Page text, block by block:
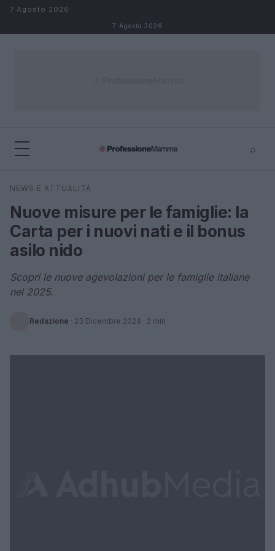
Salta al contenuto
7 Agosto 2026
7 Agosto 2026
⌕
Cerca
NEWS E ATTUALITÀ
Nuove misure per le famiglie: la
Carta per i nuovi nati e il bonus
asilo nido
Scopri le nuove agevolazioni per le famiglie italiane
nel 2025.
Redazione · 23 Dicembre 2024 · 2 min